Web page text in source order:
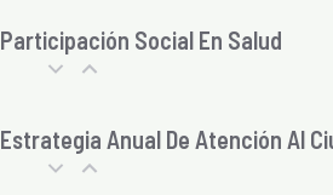
Participación Social En Salud
Estrategia Anual De Atención Al